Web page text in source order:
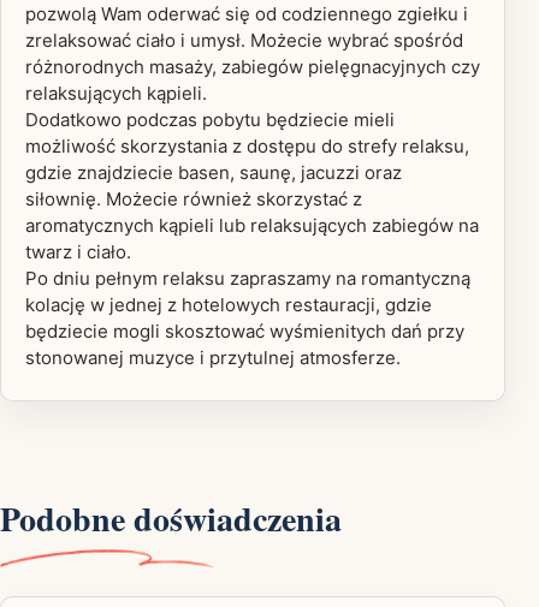
pozwolą Wam oderwać się od codziennego zgiełku i
zrelaksować ciało i umysł. Możecie wybrać spośród
różnorodnych masaży, zabiegów pielęgnacyjnych czy
relaksujących kąpieli.
Dodatkowo podczas pobytu będziecie mieli
możliwość skorzystania z dostępu do strefy relaksu,
gdzie znajdziecie basen, saunę, jacuzzi oraz
siłownię. Możecie również skorzystać z
aromatycznych kąpieli lub relaksujących zabiegów na
twarz i ciało.
Po dniu pełnym relaksu zapraszamy na romantyczną
kolację w jednej z hotelowych restauracji, gdzie
będziecie mogli skosztować wyśmienitych dań przy
stonowanej muzyce i przytulnej atmosferze.
Podobne doświadczenia